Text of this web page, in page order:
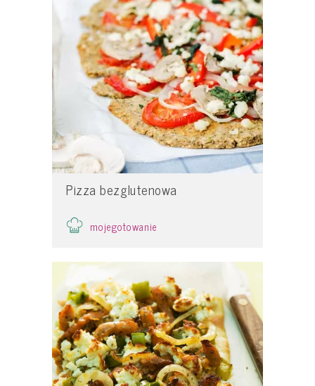
Pizza bezglutenowa
mojegotowanie